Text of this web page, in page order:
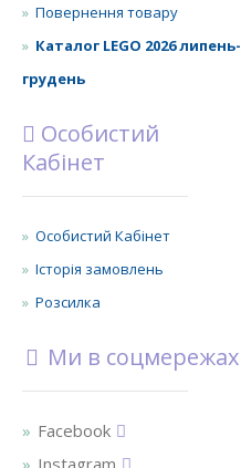
Повернення товару
Каталог LEGO 2026 липень-
грудень
Особистий
Кабінет
Особистий Кабінет
Історія замовлень
Розсилка
Ми в соцмережах
Facebook
Instagram